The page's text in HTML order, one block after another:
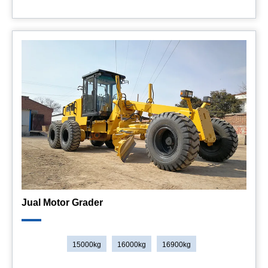
Jual Motor Grader
15000kg 16000kg 16900kg